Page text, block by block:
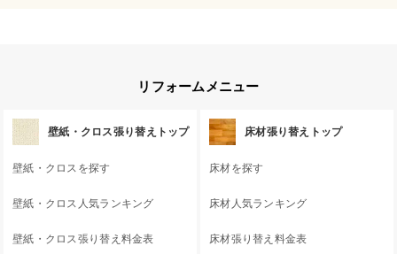
リフォームメニュー
壁紙・クロス張り替えトップ
壁紙・クロスを探す
壁紙・クロス人気ランキング
壁紙・クロス張り替え料金表
床材張り替えトップ
床材を探す
床材人気ランキング
床材張り替え料金表